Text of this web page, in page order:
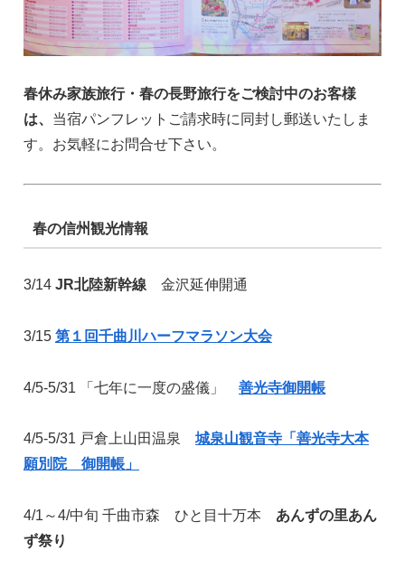
春休み家族旅行・春の長野旅行をご検討中のお客様
は、 当宿パンフレットご請求時に同封し郵送いたしま
す。お気軽にお問合せ下さい。
春の信州観光情報
3/14 JR北陸新幹線 金沢延伸開通
3/15 第１回千曲川ハーフマラソン大会
4/5-5/31 「七年に一度の盛儀」 善光寺御開帳
4/5-5/31 戸倉上山田温泉 城泉山観音寺「善光寺大本
願別院 御開帳」
4/1～4/中旬 千曲市森 ひと目十万本 あんずの里あん
ず祭り